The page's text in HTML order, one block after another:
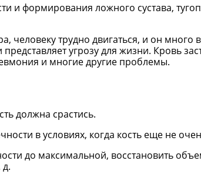
и формирования ложного сустава,
человеку трудно двигаться, и он много
угрозу для жизни. Кровь
и многие другие проблемы.
должна срастись.
в условиях, когда кость еще не
до максимальной, восстановить